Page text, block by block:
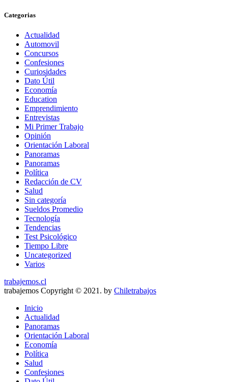
Categorias
Actualidad
Automovil
Concursos
Confesiones
Curiosidades
Dato Útil
Economía
Education
Emprendimiento
Entrevistas
Mi Primer Trabajo
Opinión
Orientación Laboral
Panoramas
Panoramas
Política
Redacción de CV
Salud
Sin categoría
Sueldos Promedio
Tecnología
Tendencias
Test Psicológico
Tiempo Libre
Uncategorized
Varios
trabajemos.cl
trabajemos Copyright © 2021. by Chiletrabajos
Inicio
Actualidad
Panoramas
Orientación Laboral
Economía
Política
Salud
Confesiones